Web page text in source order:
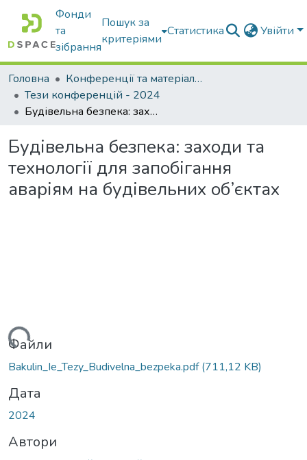
Фонди
та
зібрання
Пошук за
критеріями
Статистика Увійти
Головна
Конференції та матеріали конференцій
Тези конференцій - 2024
Будівельна безпека: заходи та технології для запобігання аваріям на будівельних об’єктах
Будівельна безпека: заходи та
технології для запобігання
аваріям на будівельних об’єктах
Файли
Bakulin_Ie_Tezy_Budivelna_bezpeka.pdf(711,12 KB)
Дата
2024
Автори